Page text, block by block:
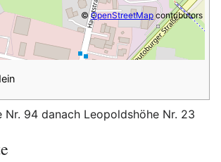
©OpenStreetMapcontributors
Nr. 94 danach Leopoldshöhe Nr. 23